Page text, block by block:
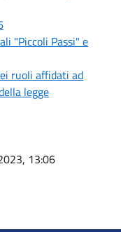
"Piccoli Passi" e
ruoli affidati ad
legge
13:06